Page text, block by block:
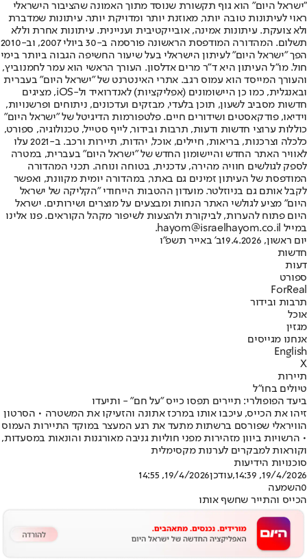
"ישראל היום" הוא גוף תקשורת שנוסד מתוך האמונה שהציבור הישראלי
ראוי לעיתונות טובה יותר, מאוזנת יותר ומדויקת יותר. עיתונות שמדברת
ולא צועקת. עיתונות אמינה, אובייקטיבית ועניינית. עיתונות אחרת וללא
תשלום. המהדורה המודפסת הראשונה פורסמה ב-30 ביולי 2007, וב-2010
הפך "ישראל היום" לעיתון הישראלי בעל שיעור החשיפה הגבוה ביותר בימי
חול. מו"ל העיתון היא ד"ר מרים אדלסון. העורך הראשי הוא עמר לחמנוביץ,
והעורך המייסד הוא עמוס רגב. אתרי האינטרנט של "ישראל היום" בעברית
ובאנגלית, כמו כן היישומונים (אפליקציות) לאנדרואיד ול-iOS, מציגים
חדשות מסביב לשעון, תוכן בלעדי, מבזקים ועדכונים, ניתוחים ופרשנויות,
וידיאו, פודקאסטים ושידורים חיים. פלטפורמות הדיגיטל של "ישראל היום"
כוללות ערוצי חדשות ודעות, תרבות ובידור, לייף סטייל, טכנולוגיה, ספורט,
כלכלה וצרכנות, בריאות, חיילים, אוכל, יהדות, תיירות ורכב. ב-2021 עלו
לאוויר האתר החדש והיישומון החדש של "ישראל היום" בעברית, במטרה
לספק לגולשים חוויה מהירה, עדכנית, בטוחה ונוחה. תכני המהדורה
המודפסת של העיתון זמינים גם באתר, במהדורה יומית מקוונת, ואפשר
לקבל אותם גם בניוזלטר. מועדון ההטבות הייחודי "הקליקה של ישראל
היום" מציע לגולשי האתר הנחות ומבצעים על מוצרים ושירותים. ישראל
היום פתוח להערות, לביקורת ולהצעות לשיפור מקהל הקוראים. פנו אלינו
במייל hayom@israelhayom.co.il.
יום ראשון, 19.4.2026
ב' באייר תשפ"ו
חדשות
דעות
ספורט
ForReal
תרבות ובידור
אוכל
מגזין
אנחנו מגייסים
English
X
תיירות
טיולים בחו"ל
ביעד הפופולרי: תיירים תפסו כייס "על חם" - ותיעדו
זיהו את הכייס, עיכבו אותו במרכז אתונה והזעיקו את המשטרה • הסרטון
הוויראלי שפורסם ברשתות מתעד את רגע המעצר במוקד התיירות העמוס
• הרשויות ביוון מזהירות מפני חוליות גניבה מאורגנות והונאות במסעדות,
וקוראות למבקרים לערנות מקסימלית
סוכנויות הידיעות
19/4/2026, 14:39
,עודכן19/4/2026, 14:55
0השמעה
הכייס והתייר שחשף אותו